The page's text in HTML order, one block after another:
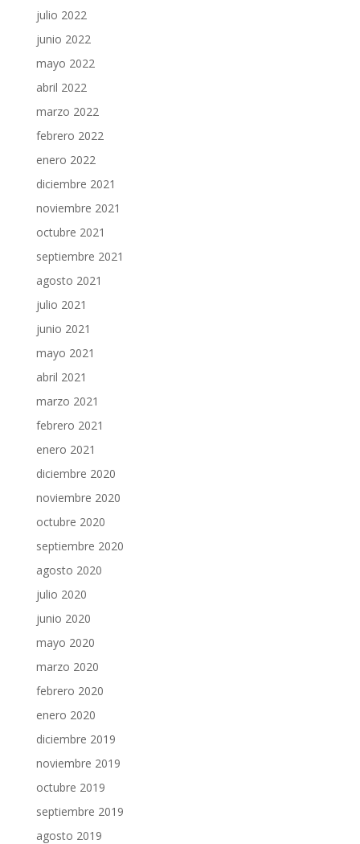
julio 2022
junio 2022
mayo 2022
abril 2022
marzo 2022
febrero 2022
enero 2022
diciembre 2021
noviembre 2021
octubre 2021
septiembre 2021
agosto 2021
julio 2021
junio 2021
mayo 2021
abril 2021
marzo 2021
febrero 2021
enero 2021
diciembre 2020
noviembre 2020
octubre 2020
septiembre 2020
agosto 2020
julio 2020
junio 2020
mayo 2020
marzo 2020
febrero 2020
enero 2020
diciembre 2019
noviembre 2019
octubre 2019
septiembre 2019
agosto 2019